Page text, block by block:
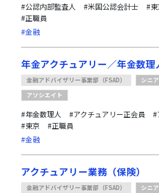
#公認内部監査人 #米国公認会計士 #東
#正職員
#金融
年金アクチュアリー／年金数理
金融アドバイザリー事業部（FSAD） シニ
アソシエイト
#年金数理人 #アクチュアリー正会員
#
#東京
#正職員
#金融
アクチュアリー業務（保険）
金融アドバイザリー事業部（FSAD） シニ